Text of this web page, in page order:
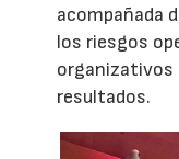
acompañada
los riesgos
organizativos
resultados.